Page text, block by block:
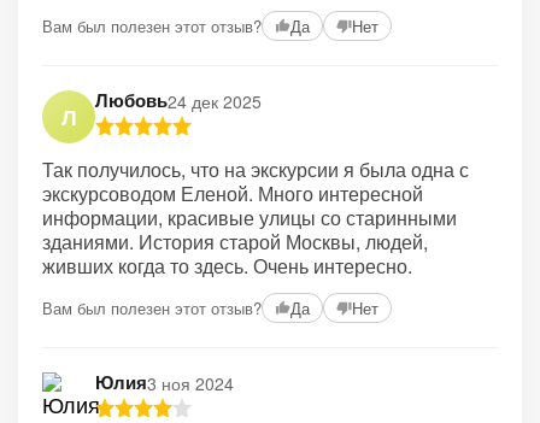
Вам был полезен этот отзыв? Да Нет
Л
Любовь24 дек 2025
Так получилось, что на экскурсии я была одна с
экскурсоводом Еленой. Много интересной
информации, красивые улицы со старинными
зданиями. История старой Москвы, людей,
живших когда то здесь. Очень интересно.
Вам был полезен этот отзыв? Да Нет
Юлия3 ноя 2024